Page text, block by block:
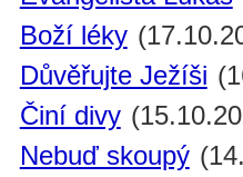
Boží léky
Důvěřujte Ježíši
Činí divy
Nebuď skoupý